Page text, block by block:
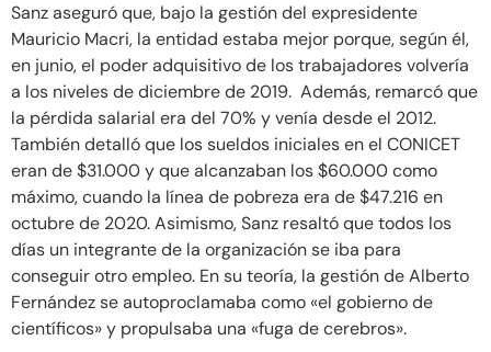
Sanz aseguró que, bajo la gestión del expresidente
Mauricio Macri, la entidad estaba mejor porque, según él,
en junio, el poder adquisitivo de los trabajadores volvería
a los niveles de diciembre de 2019. Además, remarcó que
la pérdida salarial era del 70% y venía desde el 2012.
También detalló que los sueldos iniciales en el CONICET
eran de $31.000 y que alcanzaban los $60.000 como
máximo, cuando la línea de pobreza era de $47.216 en
octubre de 2020. Asimismo, Sanz resaltó que todos los
días un integrante de la organización se iba para
conseguir otro empleo. En su teoría, la gestión de Alberto
Fernández se autoproclamaba como «el gobierno de
científicos» y propulsaba una «fuga de cerebros».